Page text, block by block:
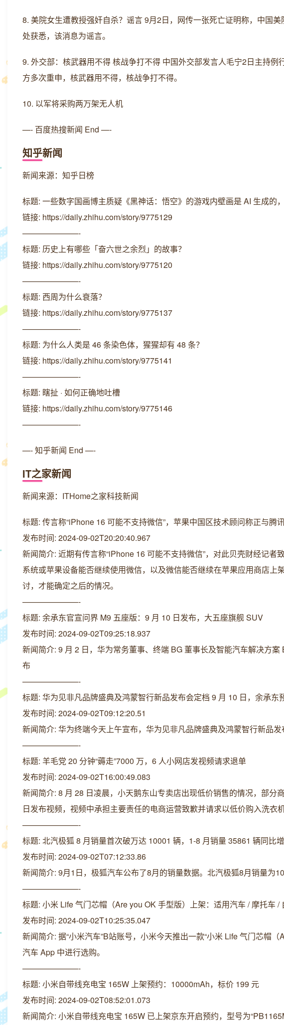
8. 美院女生遭教授强奸自杀？谣言 9月2日，网传一张死亡证明称，中国
处获悉，该消息为谣言。
9. 外交部：核武器用不得 核战争打不得 中国外交部发言人毛宁2日主持
方多次重申，核武器用不得，核战争打不得。
10. 以军将采购两万架无人机
—- 百度热搜新闻 End —-
知乎新闻
新闻来源：知乎日榜
标题: 一些数字国画博主质疑《黑神话：悟空》的游戏内壁画是 AI 生成的
链接: https://daily.zhihu.com/story/9775129
———————-
标题: 历史上有哪些「奋六世之余烈」的故事？
链接: https://daily.zhihu.com/story/9775120
———————-
标题: 西周为什么衰落？
链接: https://daily.zhihu.com/story/9775137
———————-
标题: 为什么人类是 46 条染色体，猩猩却有 48 条？
链接: https://daily.zhihu.com/story/9775141
———————-
标题: 瞎扯 · 如何正确地吐槽
链接: https://daily.zhihu.com/story/9775146
———————-
—- 知乎新闻 End —-
IT之家新闻
新闻来源：ITHome之家科技新闻
标题: 传言称“iPhone 16 可能不支持微信”，苹果中国区技术顾问称正与腾
发布时间: 2024-09-02T20:20:40.967
新闻简介: 近期有传言称“iPhone 16 可能不支持微信”，对此贝壳财经记
系统或苹果设备能否继续使用微信，以及微信能否继续在苹果应用商店
讨，才能确定之后的情况。
———————-
标题: 余承东官宣问界 M9 五座版：9 月 10 日发布，大五座旗舰 SUV
发布时间: 2024-09-02T09:25:18.937
新闻简介: 9 月 2 日，华为常务董事、终端 BG 董事长及智能汽车解决方
布
———————-
标题: 华为见非凡品牌盛典及鸿蒙智行新品发布会定档 9 月 10 日，余承东
发布时间: 2024-09-02T09:12:20.51
新闻简介: 华为终端今天上午宣布，华为见非凡品牌盛典及鸿蒙智行新品发
———————-
标题: 羊毛党 20 分钟“薅走”7000 万，6 人小网店发视频请求退单
发布时间: 2024-09-02T16:00:49.083
新闻简介: 8 月 28 日凌晨，小天鹅东山专卖店出现低价销售的情况，部分
日发布视频，视频中承担主要责任的电商运营致歉并请求以低价购入洗衣
———————-
标题: 北汽极狐 8 月销量首次破万达 10001 辆，1-8 月销量 35861 辆同比
发布时间: 2024-09-02T07:12:33.86
新闻简介: 9月1日，极狐汽车公布了8月的销量数据。北汽极狐8月销量为
———————-
标题: 小米 Life 气门芯帽（Are you OK 手型版）上架：适用汽车 / 摩托车 /
发布时间: 2024-09-02T10:25:35.047
新闻简介: 据“小米汽车”B站账号，小米今天推出一款“小米 Life 气门芯帽
汽车 App 中进行选购。
———————-
标题: 小米自带线充电宝 165W 上架预约：10000mAh，标价 199 元
发布时间: 2024-09-02T08:52:01.073
新闻简介: 小米自带线充电宝 165W 已上架京东开启预约，型号为